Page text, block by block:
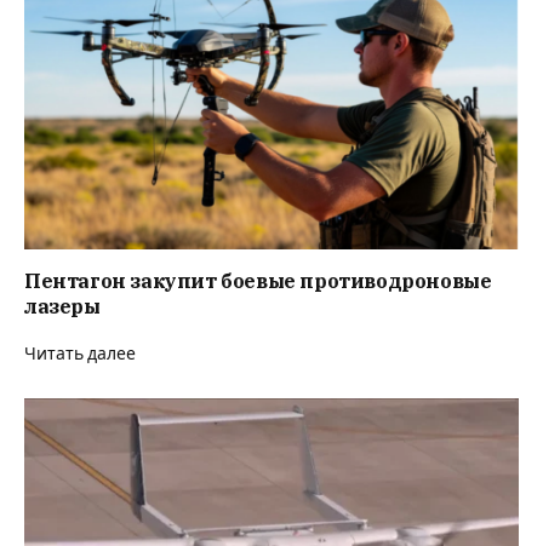
Пентагон закупит боевые противодроновые
лазеры
Читать далее